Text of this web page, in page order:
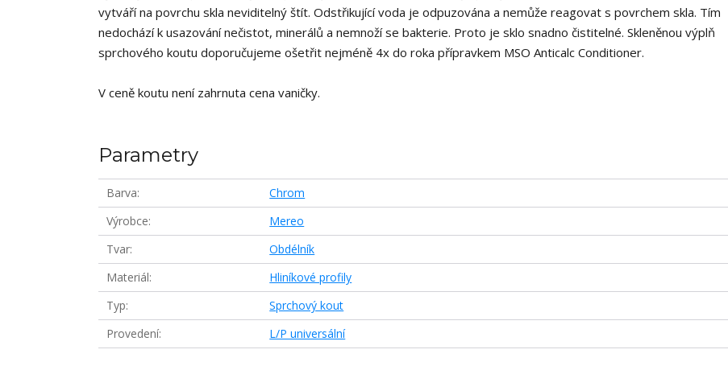
vytváří na povrchu skla neviditelný štít. Odstřikující voda je odpuzována a nemůže reagovat s povrchem skla. Tím
nedochází k usazování nečistot, minerálů a nemnoží se bakterie. Proto je sklo snadno čistitelné. Skleněnou výplň
sprchového koutu doporučujeme ošetřit nejméně 4x do roka přípravkem MSO Anticalc Conditioner.
V ceně koutu není zahrnuta cena vaničky.
Parametry
Barva
Chrom
Výrobce
Mereo
Tvar
Obdélník
Materiál
Hliníkové profily
Typ
Sprchový kout
Provedení
L/P universální